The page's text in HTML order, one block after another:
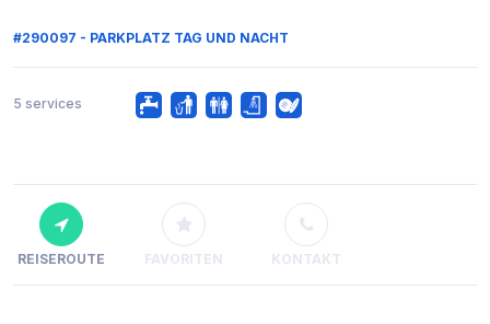
#290097 - PARKPLATZ TAG UND NACHT
5 services
REISEROUTE FAVORITEN KONTAKT